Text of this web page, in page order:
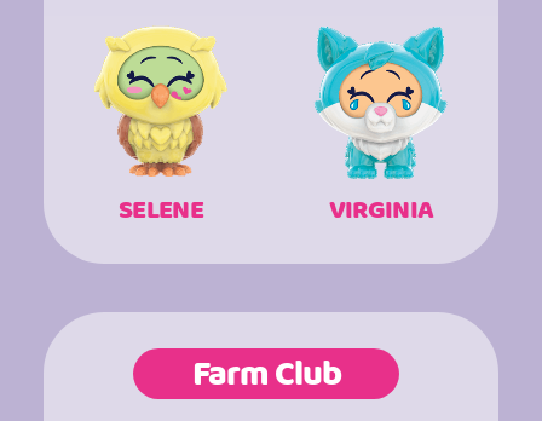
SELENE VIRGINIA
Farm Club